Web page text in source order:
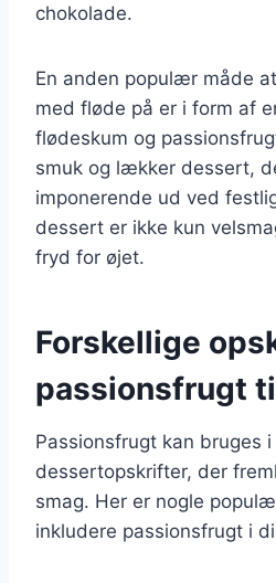
chokolade.
En anden populær måde
med fløde på er i form af
flødeskum og
smuk og lækker dessert,
imponerende ud ved
dessert er ikke kun
fryd for øjet.
Forskellige
passionsfrugt
Passionsfrugt kan bruges
dessertopskrifter, der
smag. Her er nogle
inkludere passionsfrugt i